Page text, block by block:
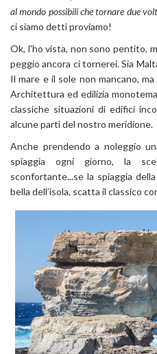
al mondo possibili che tornare due
ci siamo detti proviamo!
Ok, l'ho vista, non sono pentito,
peggio ancora ci tornerei. Sia
Il mare e il sole non mancano,
Architettura ed edilizia
classiche situazioni di edifici
alcune parti del nostro meridione.
Anche prendendo a noleggio
spiaggia ogni giorno, la
sconfortante...se la spiaggia
bella dell’isola, scatta il classico